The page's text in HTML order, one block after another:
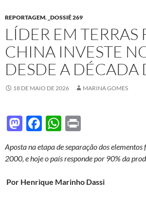
REPORTAGEM, _DOSSIÊ 269
LÍDER EM TERRAS
CHINA INVESTE
DESDE A DÉCADA
18 DE MAIO DE 2026 MARINA GOMES
M
to
o
F
e
o
W
at
A
nt
Aposta na etapa de separação dos elementos
2000, e hoje o país responde por 90% da
Por Henrique Marinho Dassi